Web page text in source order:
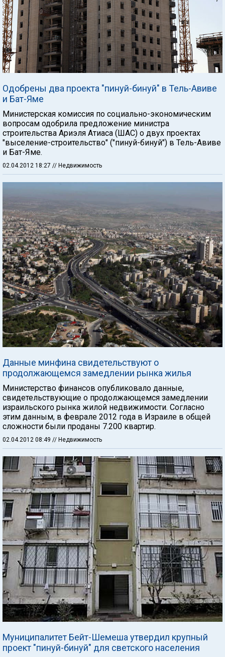
Одобрены два проекта "пинуй-бинуй" в Тель-Авиве
и Бат-Яме
Министерская комиссия по социально-экономическим
вопросам одобрила предложение министра
строительства Ариэля Атиаса (ШАС) о двух проектах
"выселение-строительство" ("пинуй-бинуй") в Тель-Авиве
и Бат-Яме.
02.04.2012 18:27 // Недвижимость
Данные минфина свидетельствуют о
продолжающемся замедлении рынка жилья
Министерство финансов опубликовало данные,
свидетельствующие о продолжающемся замедлении
израильского рынка жилой недвижимости. Согласно
этим данным, в феврале 2012 года в Израиле в общей
сложности были проданы 7.200 квартир.
02.04.2012 08:49 // Недвижимость
Муниципалитет Бейт-Шемеша утвердил крупный
проект "пинуй-бинуй" для светского населения